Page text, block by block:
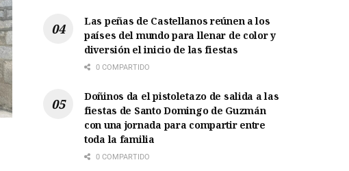
Las peñas de Castellanos reúnen a los
países del mundo para llenar de color y
diversión el inicio de las fiestas
0 COMPARTIDO
Doñinos da el pistoletazo de salida a las
fiestas de Santo Domingo de Guzmán
con una jornada para compartir entre
toda la familia
0 COMPARTIDO